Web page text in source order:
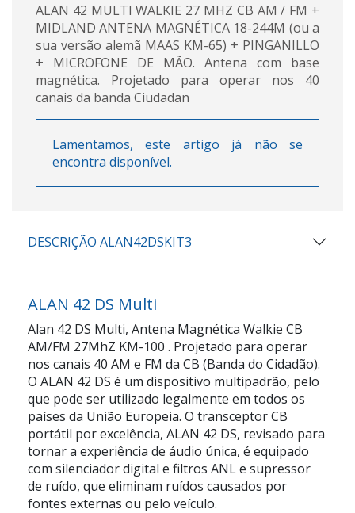
ALAN 42 MULTI WALKIE 27 MHZ CB AM / FM +
MIDLAND ANTENA MAGNÉTICA 18-244M (ou a
sua versão alemã MAAS KM-65) + PINGANILLO
+ MICROFONE DE MÃO. Antena com base
magnética. Projetado para operar nos 40
canais da banda Ciudadan
Lamentamos, este artigo já não se
encontra disponível.
DESCRIÇÃO ALAN42DSKIT3
ALAN 42 DS Multi
Alan 42 DS Multi, Antena Magnética Walkie CB
AM/FM 27MhZ KM-100 . Projetado para operar
nos canais 40 AM e FM da CB (Banda do Cidadão).
O ALAN 42 DS é um dispositivo multipadrão, pelo
que pode ser utilizado legalmente em todos os
países da União Europeia. O transceptor CB
portátil por excelência, ALAN 42 DS, revisado para
tornar a experiência de áudio única, é equipado
com silenciador digital e filtros ANL e supressor
de ruído, que eliminam ruídos causados por
fontes externas ou pelo veículo.